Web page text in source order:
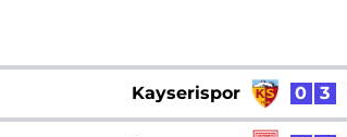
Kayserispor 0 3